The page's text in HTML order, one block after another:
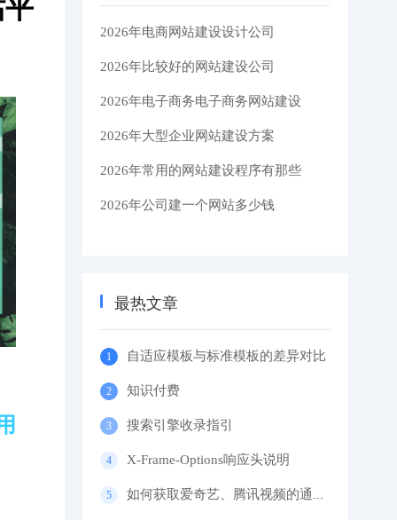
2026年电商网站建设设计公司
2026年比较好的网站建设公司
2026年电子商务电子商务网站建设
2026年大型企业网站建设方案
2026年常用的网站建设程序有那些
2026年公司建一个网站多少钱
最热文章
自适应模板与标准模板的差异对比
知识付费
搜索引擎收录指引
X-Frame-Options响应头说明
如何获取爱奇艺、腾讯视频的通用代码？